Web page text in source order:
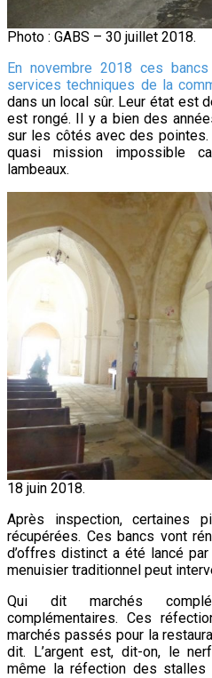
Photo : GABS – 30 juillet 2018.
En novembre 2018 ces
services techniques de la
dans un local sûr. Leur état est
est rongé. Il y a bien des
sur les côtés avec des pointes.
quasi mission impossible
lambeaux.
18 juin 2018.
Après inspection, certaines
récupérées. Ces bancs vont
d’offres distinct a été lancé
menuisier traditionnel peut
Qui dit marchés
complémentaires. Ces
marchés passés pour la
dit. L’argent est, dit-on, le
même la réfection des